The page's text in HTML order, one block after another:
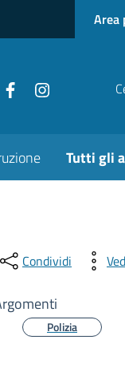
Area
FacebookInstagram
Tutti gli
Condividi
Polizia